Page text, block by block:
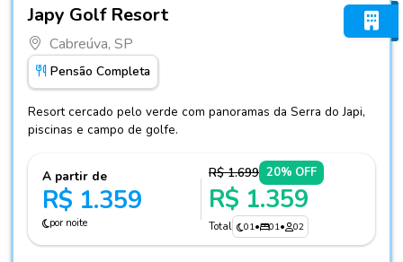
Japy Golf Resort
Cabreúva, SP
Pensão Completa
Resort cercado pelo verde com panoramas da Serra do Japi,
piscinas e campo de golfe.
A partir de
R$ 1.359
por noite
R$ 1.699 20% OFF
R$ 1.359
Total 01• 01• 02